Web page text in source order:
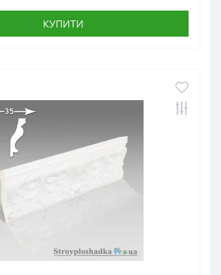
КУПИТИ